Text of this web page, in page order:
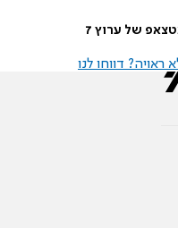
של ערוץ 7
דווחו לנו